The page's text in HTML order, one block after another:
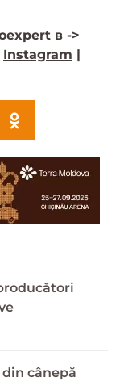
в ->
Instagram |
cânepă